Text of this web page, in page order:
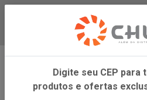
Digite seu CEP para
produtos e ofertas